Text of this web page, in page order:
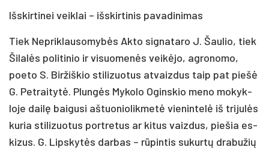
Išs­kir­ti­nei veik­lai – iš­skir­ti­nis pa­va­di­ni­mas
Tiek Nep­rik­lau­so­my­bės Ak­to sig­na­ta­ro J. Šau­lio, tiek
Ši­la­lės po­li­ti­nio ir vi­suo­me­nės vei­kė­jo, ag­ro­no­mo,
poe­to S. Bir­žiš­kio sti­li­zuo­tus at­vaiz­dus taip pat pie­šė
G. Pet­rai­ty­tė. Plun­gės My­ko­lo Ogins­kio me­no mo­kyk­
lo­je dai­lę bai­gu­si aš­tuo­nio­lik­me­tė vie­nin­te­lė iš tri­ju­lės
ku­ria sti­li­zuo­tus po­rtre­tus ar ki­tus vaiz­dus, pie­šia es­
ki­zus. G. Lips­ky­tės dar­bas – rū­pin­tis su­kur­tų dra­bu­žių